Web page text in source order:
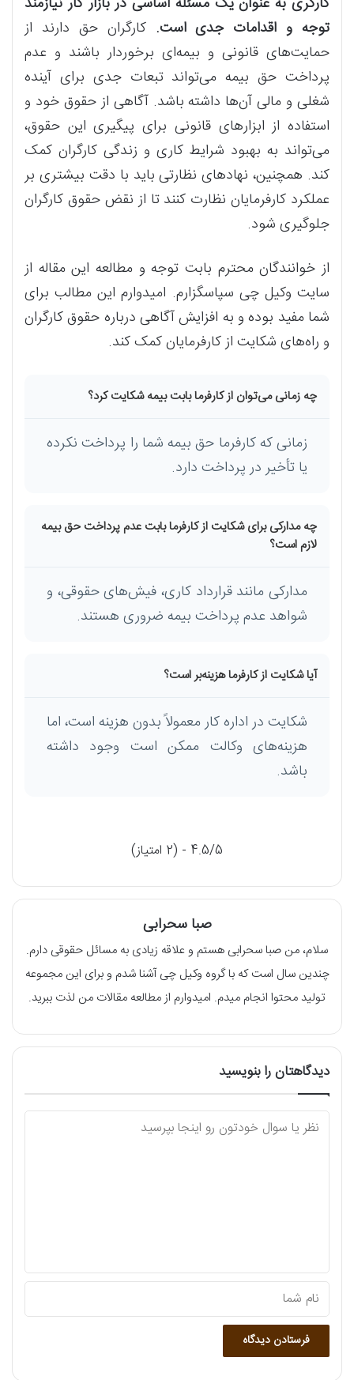
توجه و اقدامات جدی است. کارگران حق دارند از
حمایت‌های قانونی و بیمه‌ای برخوردار باشند و عدم
پرداخت حق بیمه می‌تواند تبعات جدی برای آینده
شغلی و مالی آن‌ها داشته باشد. آگاهی از حقوق خود و
استفاده از ابزارهای قانونی برای پیگیری این حقوق،
می‌تواند به بهبود شرایط کاری و زندگی کارگران کمک
کند. همچنین، نهادهای نظارتی باید با دقت بیشتری بر
عملکرد کارفرمایان نظارت کنند تا از نقض حقوق کارگران
جلوگیری شود.
از خوانندگان محترم بابت توجه و مطالعه این مقاله از
سایت وکیل چی سپاسگزارم. امیدوارم این مطالب برای
شما مفید بوده و به افزایش آگاهی درباره حقوق کارگران
و راه‌های شکایت از کارفرمایان کمک کند.
چه زمانی می‌توان از کارفرما بابت بیمه شکایت کرد؟
زمانی که کارفرما حق بیمه شما را پرداخت نکرده
یا تأخیر در پرداخت دارد.
چه مدارکی برای شکایت از کارفرما بابت عدم پرداخت حق بیمه
لازم است؟
مدارکی مانند قرارداد کاری، فیش‌های حقوقی، و
شواهد عدم پرداخت بیمه ضروری هستند.
آیا شکایت از کارفرما هزینه‌بر است؟
شکایت در اداره کار معمولاً بدون هزینه است، اما
هزینه‌های وکالت ممکن است وجود داشته
باشد.
4.5/5 - (2 امتیاز)
صبا سحرابی
سلام، من صبا سحرابی هستم و علاقه زیادی به مسائل حقوقی دارم.
چندین سال است که با گروه وکیل چی آشنا شدم و برای این مجموعه
تولید محتوا انجام میدم. امیدوارم از مطالعه مقالات من لذت ببرید.
دیدگاهتان را بنویسید